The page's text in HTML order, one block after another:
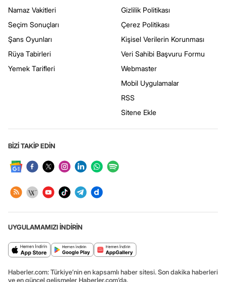
Namaz Vakitleri
Seçim Sonuçları
Şans Oyunları
Rüya Tabirleri
Yemek Tarifleri
Gizlilik Politikası
Çerez Politikası
Kişisel Verilerin Korunması
Veri Sahibi Başvuru Formu
Webmaster
Mobil Uygulamalar
RSS
Sitene Ekle
BİZİ TAKİP EDİN
UYGULAMAMIZI İNDİRİN
Haberler.com: Türkiye’nin en kapsamlı haber sitesi. Son dakika haberleri
ve en güncel gelişmeler Haberler.com’da.